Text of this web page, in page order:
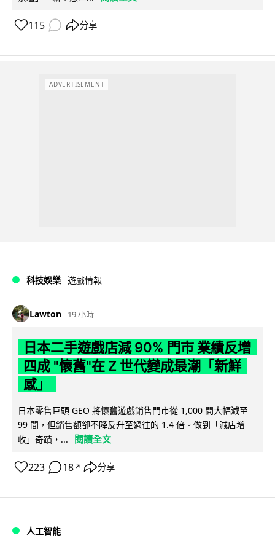
115 分享
ADVERTISEMENT
科技娛樂 遊戲情報
Lawton 19 小時
日本二手遊戲店減 90% 門市 業績反增
四成 "懷舊"在 Z 世代變成最潮「新鮮
感」
日本零售巨頭 GEO 將懷舊遊戲銷售門市從 1,000 間大幅減至
99 間，但銷售額卻不降反升至過往的 1.4 倍。做到「減店增
收」奇蹟，...
閱讀全文
223 18 ↗ 分享
人工智能